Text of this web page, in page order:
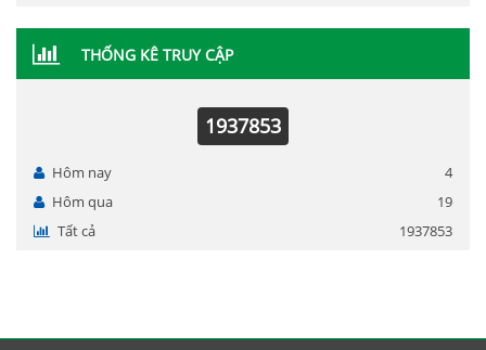
THỐNG KÊ TRUY CẬP
1937853
Hôm nay
4
Hôm qua
19
Tất cả
1937853